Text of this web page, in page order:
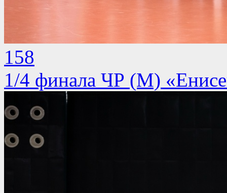
158
1/4 финала ЧР (М)